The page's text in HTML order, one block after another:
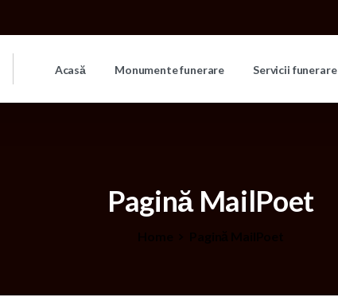
Acasă Monumente funerare Servicii funerare
Pagină MailPoet